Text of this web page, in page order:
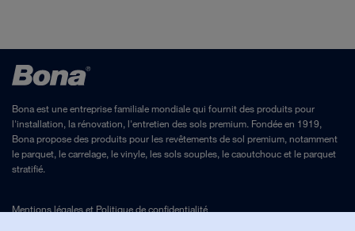
Bona est une entreprise familiale mondiale qui fournit des produits pour
l'installation, la rénovation, l'entretien des sols premium. Fondée en 1919,
Bona propose des produits pour les revêtements de sol premium, notamment
le parquet, le carrelage, le vinyle, les sols souples, le caoutchouc et le parquet
stratifié.
Mentions légaleset Politique de confidentialité